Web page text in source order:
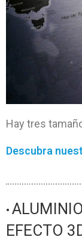
Hay tres
Descubra
•
EFECTO